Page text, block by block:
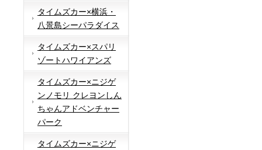
タイムズカー×横浜・
八景島シーパラダイス
タイムズカー×スパリ
ゾートハワイアンズ
タイムズカー×ニジゲ
ンノモリ クレヨンしん
ちゃんアドベンチャー
パーク
タイムズカー×ニジゲ